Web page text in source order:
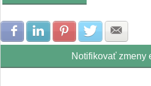
Zdielať na Facebook
Zdielať na LinkedIn
Zdielať naZdielať
Notifikovať zmeny